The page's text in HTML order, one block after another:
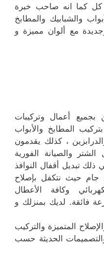
كل كما انه صاحب خبرة
والشبابيك والمطابخ
مع ألوان مميزة و
أعمال وتركيبات
المطابخ والأبواب
، كذلك يقدمون
والصيانة الفورية
ذلك تبديل أقفال النوافذ
جام حيث نتكفل بإصلاح
وكافة الأعطال
فائقة. لديك بمنزلك و
المتميزة والتركيب
الحديثة حسب